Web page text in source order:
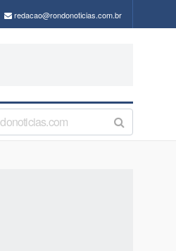
redacao@rondonoticias.com.br